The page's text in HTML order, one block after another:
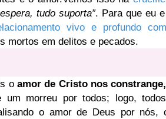
tudo suporta”. Para que eu
vivo e profundo
mortos em delitos e pecados.
o amor de Cristo nos constrange,
um morreu por todos; logo,
o amor de Deus por nós,